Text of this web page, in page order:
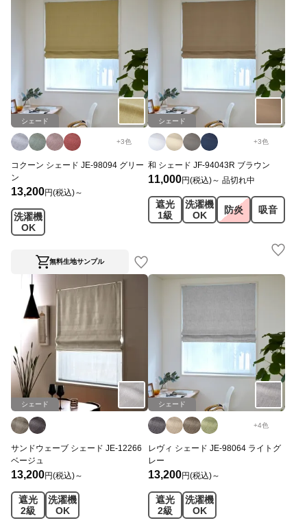
シェード
+3色
コクーン シェード JE-98094 グリー
ン
13,200円(税込)～
洗濯機
OK
無料生地サンプル
シェード
+3色
和 シェード JF-94043R ブラウン
11,000円(税込)～ 品切れ中
遮光
1級
洗濯機
OK
防炎 吸音
シェード
サンドウェーブ シェード JE-12266
ベージュ
13,200円(税込)～
遮光
2級
洗濯機
OK
シェード
+4色
レヴィ シェード JE-98064 ライトグ
レー
13,200円(税込)～
遮光
2級
洗濯機
OK